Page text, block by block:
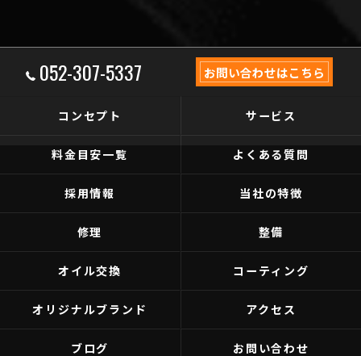
052-307-5337 お問い合わせはこちら
コンセプト サービス
料金目安一覧 よくある質問
採用情報 当社の特徴
修理 整備
オイル交換 コーティング
オリジナルブランド アクセス
ブログ お問い合わせ